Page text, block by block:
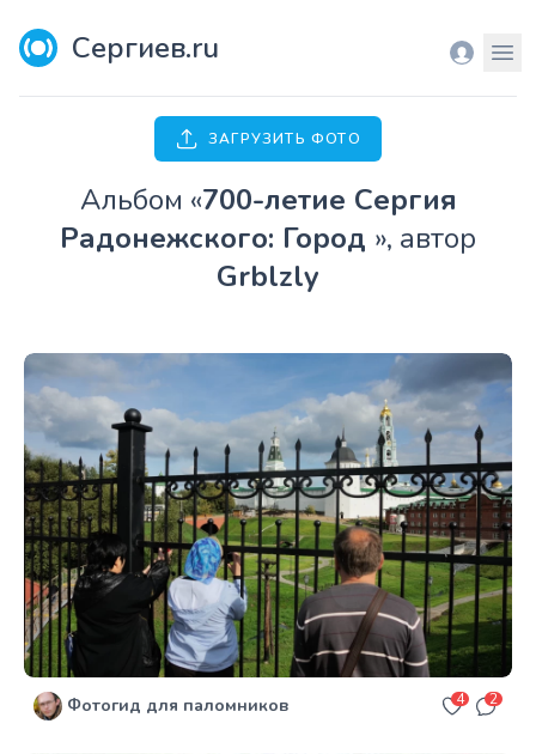
Сергиев.ru Вход
ЗАГРУЗИТЬ ФОТО
Aльбом «700-летие Сергия
Радонежского: Город », автор
Grblzly
Фотогид для паломников 4 2